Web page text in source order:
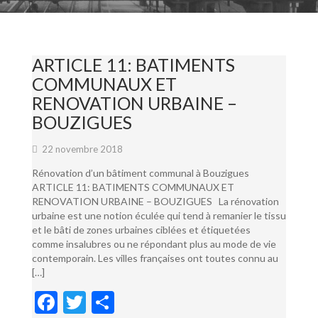
ARTICLE 11: BATIMENTS
COMMUNAUX ET
RENOVATION URBAINE –
BOUZIGUES
22 novembre 2018
Rénovation d’un bâtiment communal à Bouzigues
ARTICLE 11: BATIMENTS COMMUNAUX ET
RENOVATION URBAINE – BOUZIGUES La rénovation
urbaine est une notion éculée qui tend à remanier le tissu
et le bâti de zones urbaines ciblées et étiquetées
comme insalubres ou ne répondant plus au mode de vie
contemporain. Les villes françaises ont toutes connu au
[…]
F
T